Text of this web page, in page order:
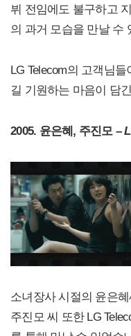
뷔 전임에도 불구하고
의 과거 모습을 만날 수
LG Telecom의 고객님들
길 기원하는 마음이 담
2005. 윤은혜, 주진모 –
소녀장사 시절의 윤은
주진모 씨 또한 LG